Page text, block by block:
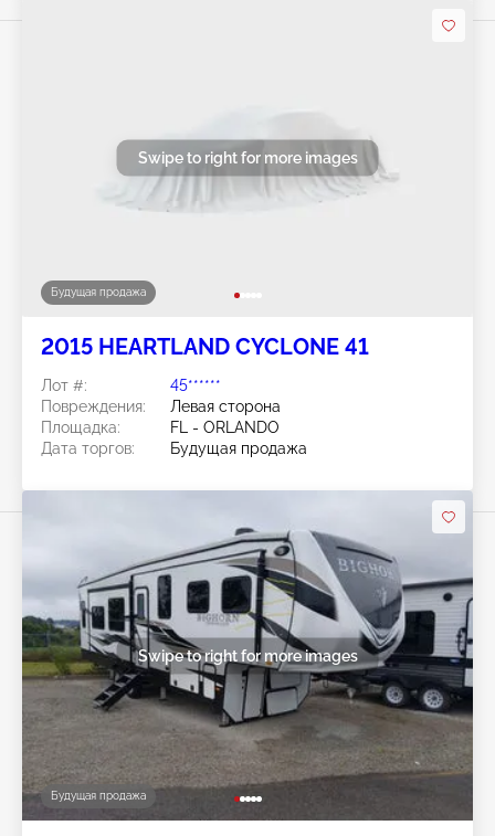
Будущая продажа
Swipe to right for more images
2015 HEARTLAND CYCLONE 41
Лот #:
45******
Повреждения:
Левая сторона
Площадка:
FL - ORLANDO
Дата торгов:
Будущая продажа
Будущая продажа
Swipe to right for more images